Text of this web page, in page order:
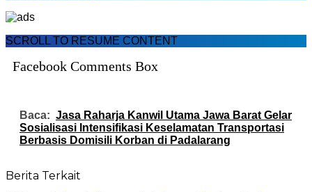
SCROLL TO RESUME CONTENT
Facebook Comments Box
Baca: Jasa Raharja Kanwil Utama Jawa Barat Gelar
Sosialisasi Intensifikasi Keselamatan Transportasi
Berbasis Domisili Korban di Padalarang
Berita Terkait